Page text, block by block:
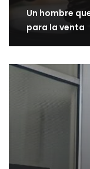
Un hombre
para la venta